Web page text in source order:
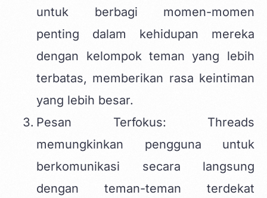
untuk berbagi momen-momen
penting dalam kehidupan mereka
dengan kelompok teman yang lebih
terbatas, memberikan rasa keintiman
yang lebih besar.
Pesan Terfokus: Threads
memungkinkan pengguna untuk
berkomunikasi secara langsung
dengan teman-teman terdekat